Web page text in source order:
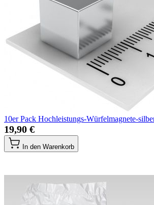
10er Pack Hochleistungs-Würfelmagnete-
19,90 €
In den Warenkorb